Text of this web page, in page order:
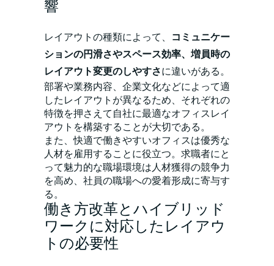
響
レイアウトの種類によって、 コミュニケー
ションの円滑さやスペース効率、増員時の
レイアウト変更のしやすさに違いがある。
部署や業務内容、企業文化などによって適
したレイアウトが異なるため、それぞれの
特徴を押さえて自社に最適なオフィスレイ
アウトを構築することが大切である。
また、快適で働きやすいオフィスは優秀な
人材を雇用することに役立つ。求職者にと
って魅力的な職場環境は人材獲得の競争力
を高め、社員の職場への愛着形成に寄与す
る。
働き方改革とハイブリッド
ワークに対応したレイアウ
トの必要性